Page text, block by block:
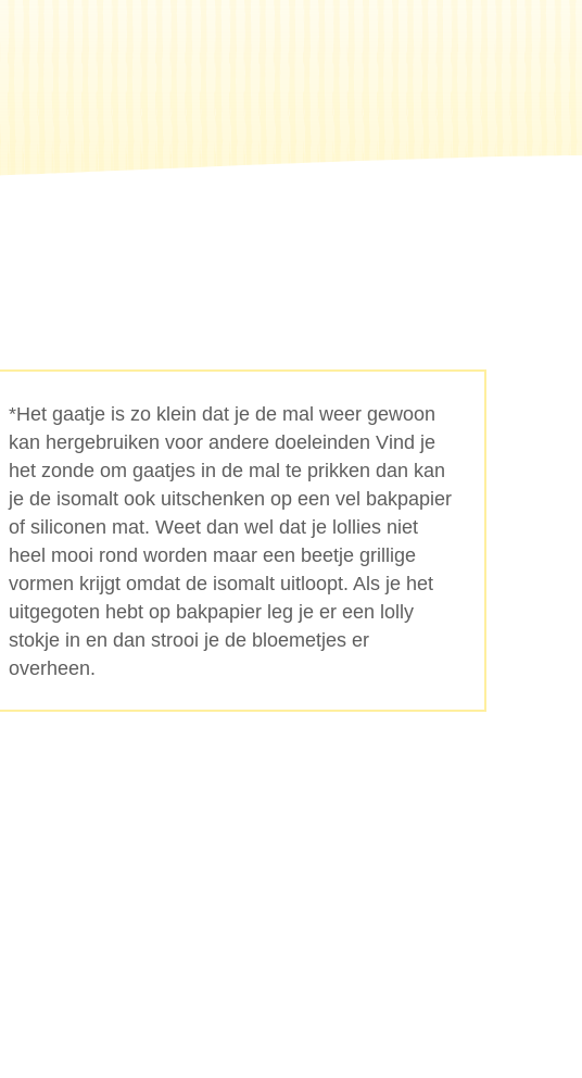
*Het gaatje is zo klein dat je de mal weer gewoon
kan hergebruiken voor andere doeleinden Vind je
het zonde om gaatjes in de mal te prikken dan kan
je de isomalt ook uitschenken op een vel bakpapier
of siliconen mat. Weet dan wel dat je lollies niet
heel mooi rond worden maar een beetje grillige
vormen krijgt omdat de isomalt uitloopt. Als je het
uitgegoten hebt op bakpapier leg je er een lolly
stokje in en dan strooi je de bloemetjes er
overheen.